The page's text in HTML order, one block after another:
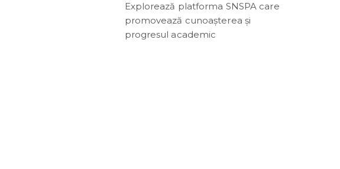
Explorează platforma SNSPA care
promovează cunoașterea și
progresul academic